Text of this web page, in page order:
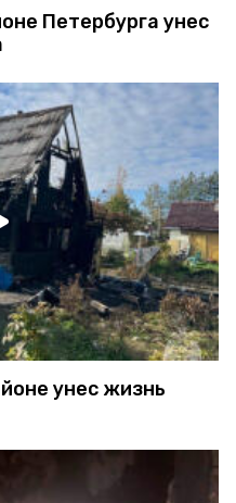
Петербурга унес
унес жизнь